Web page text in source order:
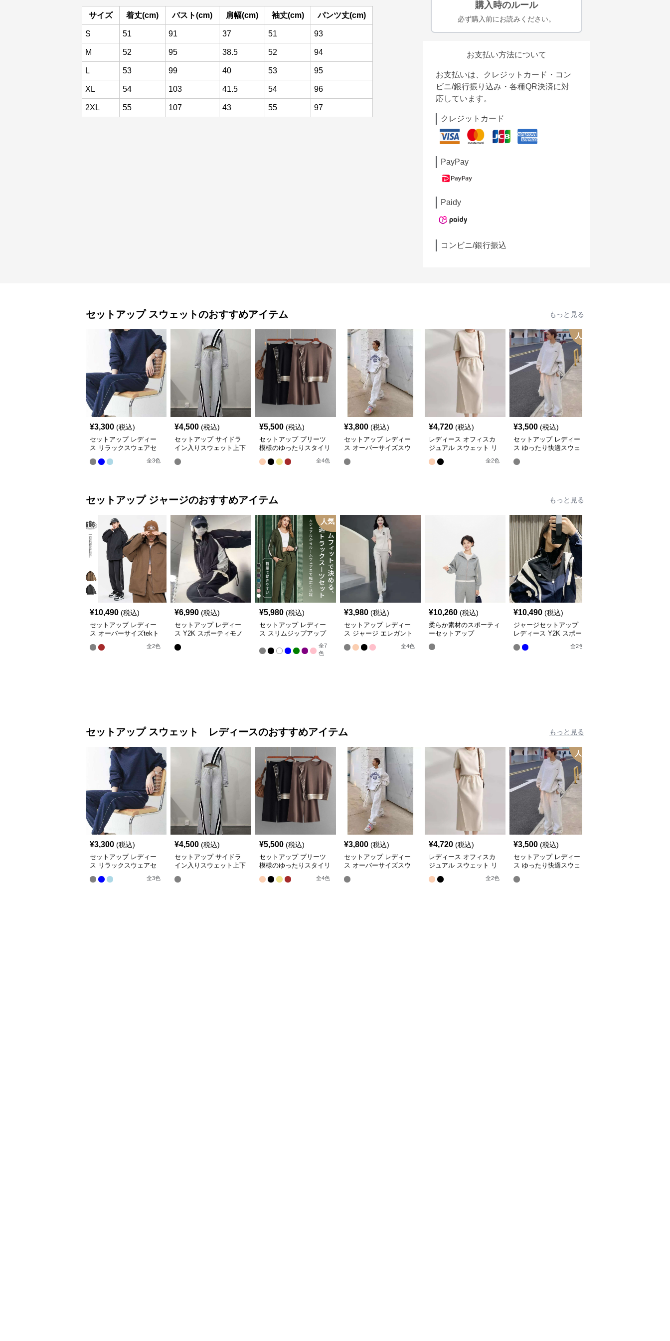
サイズ 着丈(cm) バスト(cm) 肩幅(cm) 袖丈(cm) パンツ丈(cm)
S 51 91 37 51 93
M 52 95 38.5 52 94
L 53 99 40 53 95
XL 54 103 41.5 54 96
2XL 55 107 43 55 97
購入時のルール
必ず購入前にお読みください。
お支払い方法について
お支払いは、クレジットカード・コン
ビニ/銀行振り込み・各種QR決済に対
応しています。
クレジットカード
PayPay
Paidy
コンビニ/銀行振込
セットアップ スウェットのおすすめアイテム もっと見る
¥3,300 (税込)
セットアップ レディー
ス リラックスウェアセ
全3色
¥4,500 (税込)
セットアップ サイドラ
イン入りスウェット上下
¥5,500 (税込)
セットアップ プリーツ
模様のゆったりスタイリ
全4色
¥3,800 (税込)
セットアップ レディー
ス オーバーサイズスウ
¥4,720 (税込)
レディース オフィスカ
ジュアル スウェット リ
ラックスセットアップ
全2色
人気
¥3,500 (税込)
セットアップ レディー
ス ゆったり快適スウェ
セットアップ ジャージのおすすめアイテム もっと見る
¥10,490 (税込)
セットアップ レディー
ス オーバーサイズtekト
ラックスーツ ジャージ
全2色
¥6,990 (税込)
セットアップ レディー
ス Y2K スポーティモノ
ージ
人気
¥5,980 (税込)
セットアップ レディー
ス スリムジップアップ
パーカー&トラックパン
ツ
全7
色
¥3,980 (税込)
セットアップ レディー
ス ジャージ エレガント
カジュアル ツーピース
スポーツトラック
全4色
¥10,260 (税込)
柔らか素材のスポーティ
ーセットアップ
¥10,490 (税込)
ジャージセットアップ
レディース Y2K スポー
ティブラックトラックス
ーツ
全2色
セットアップ スウェット レディースのおすすめアイテム もっと見る
¥3,300 (税込)
セットアップ レディー
ス リラックスウェアセ
全3色
¥4,500 (税込)
セットアップ サイドラ
イン入りスウェット上下
¥5,500 (税込)
セットアップ プリーツ
模様のゆったりスタイリ
全4色
¥3,800 (税込)
セットアップ レディー
ス オーバーサイズスウ
¥4,720 (税込)
レディース オフィスカ
ジュアル スウェット リ
ラックスセットアップ
全2色
人気
¥3,500 (税込)
セットアップ レディー
ス ゆったり快適スウェ